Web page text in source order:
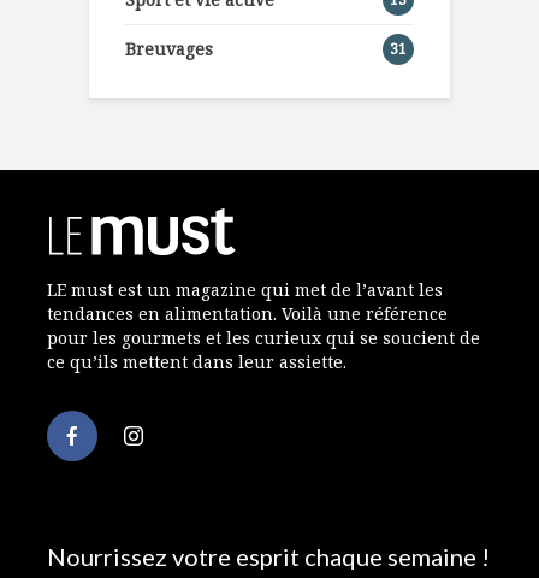
Breuvages 31
LE must est un magazine qui met de l’avant les
tendances en alimentation. Voilà une référence
pour les gourmets et les curieux qui se soucient de
ce qu’ils mettent dans leur assiette.
Nourrissez votre esprit chaque semaine !